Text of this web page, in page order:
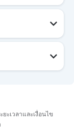
ยะเวลาและเงื่อนไข